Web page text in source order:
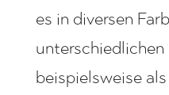
es in diversen
beispielsweise